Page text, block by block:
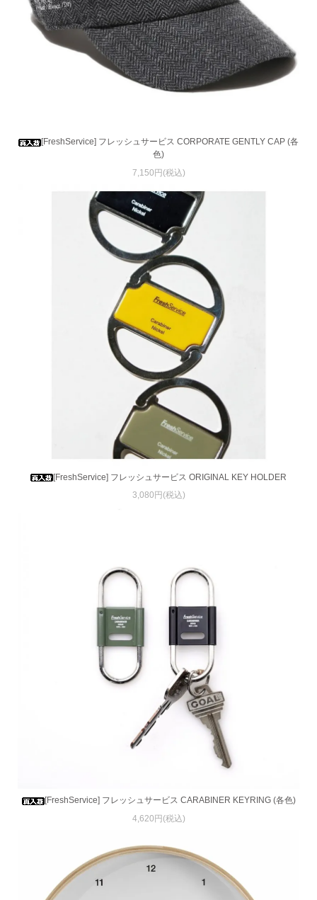
[FreshService] フレッシュサービス CORPORATE GENTLY CAP (各
色)
7,150円(税込)
[FreshService] フレッシュサービス ORIGINAL KEY HOLDER
3,080円(税込)
[FreshService] フレッシュサービス CARABINER KEYRING (各色)
4,620円(税込)